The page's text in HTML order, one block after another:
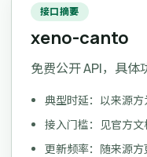
接口摘要
xeno-canto
免费公开 API，具体
典型时延：以来源方
接入门槛：见官方文
更新频率：随来源方